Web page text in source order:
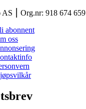
AS ⎮ Org.nr: 918 674 659
abonnent
oss